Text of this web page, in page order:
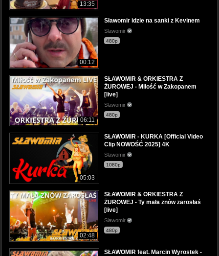
13:35
00:12
Sławomir idzie na sanki z Kevinem
Slawomir
480p
06:11
SŁAWOMIR & ORKIESTRA Z
ŻUROWEJ - Miłość w Zakopanem
[live]
Slawomir
480p
05:03
SŁAWOMIR - KURKA [Official Video
Clip NOWOŚĆ 2025] 4K
Slawomir
1080p
02:48
SŁAWOMIR & ORKIESTRA Z
ŻUROWEJ - Ty mała znów zarosłaś
[live]
Slawomir
480p
SŁAWOMIR feat. Marcin Wyrostek -